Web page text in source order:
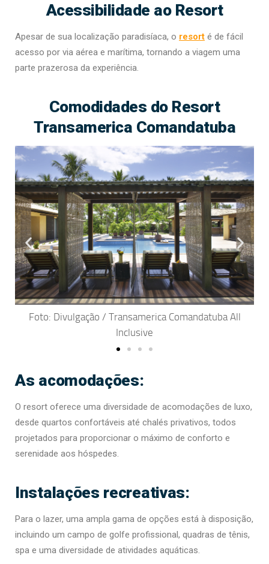
Acessibilidade ao Resort
Apesar de sua localização paradisíaca, o resort é de fácil
acesso por via aérea e marítima, tornando a viagem uma
parte prazerosa da experiência.
Comodidades do Resort
Transamerica Comandatuba
Foto: Divulgação / Transamerica Comandatuba All
Inclusive
As acomodações:
O resort oferece uma diversidade de acomodações de luxo,
desde quartos confortáveis até chalés privativos, todos
projetados para proporcionar o máximo de conforto e
serenidade aos hóspedes.
Instalações recreativas:
Para o lazer, uma ampla gama de opções está à disposição,
incluindo um campo de golfe profissional, quadras de tênis,
spa e uma diversidade de atividades aquáticas.